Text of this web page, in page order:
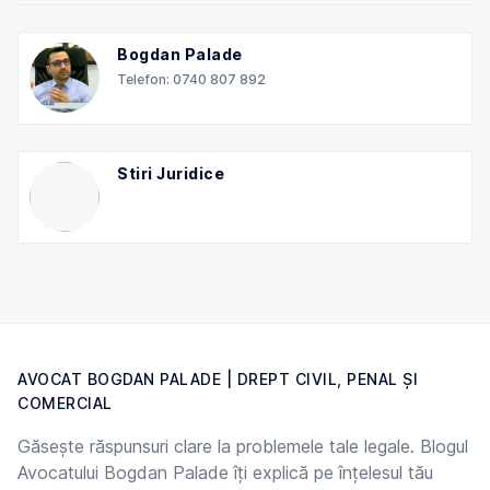
Bogdan Palade
Telefon: 0740 807 892
Stiri Juridice
AVOCAT BOGDAN PALADE | DREPT CIVIL, PENAL ȘI
COMERCIAL
Găsește răspunsuri clare la problemele tale legale. Blogul
Avocatului Bogdan Palade îți explică pe înțelesul tău